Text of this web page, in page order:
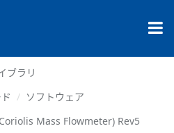
ブラリ
ソフトウェア
Mass Flowmeter) Rev5